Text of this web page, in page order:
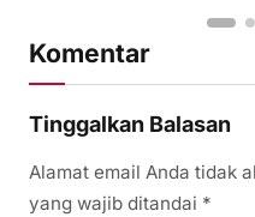
Komentar
Tinggalkan Balasan
Alamat email Anda tidak
yang wajib ditandai *